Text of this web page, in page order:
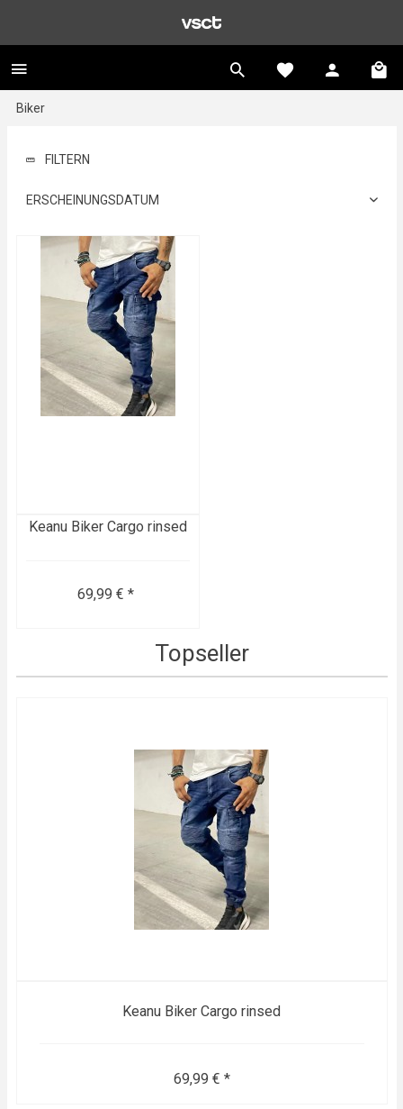
Biker
FILTERN
ERSCHEINUNGSDATUM
Keanu Biker Cargo rinsed
69,99 € *
Topseller
Keanu Biker Cargo rinsed
69,99 € *